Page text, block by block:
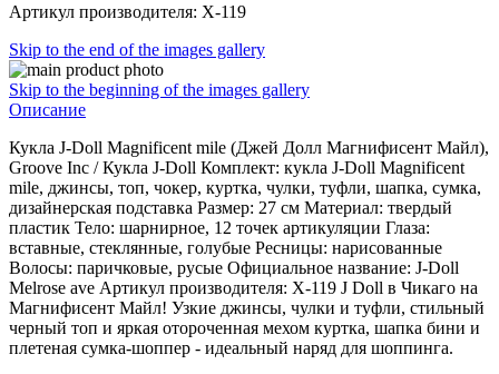
Артикул производителя: X-119
Skip to the end of the images gallery
Skip to the beginning of the images gallery
Описание
Кукла J-Doll Magnificent mile (Джей Долл Магнифисент Майл),
Groove Inc / Кукла J-Doll Комплект: кукла J-Doll Magnificent
mile, джинсы, топ, чокер, куртка, чулки, туфли, шапка, сумка,
дизайнерская подставка Размер: 27 см Материал: твердый
пластик Тело: шарнирное, 12 точек артикуляции Глаза:
вставные, стеклянные, голубые Ресницы: нарисованные
Волосы: паричковые, русые Официальное название: J-Doll
Melrose ave Артикул производителя: X-119 J Doll в Чикаго на
Магнифисент Майл! Узкие джинсы, чулки и туфли, стильный
черный топ и яркая отороченная мехом куртка, шапка бини и
плетеная сумка-шоппер - идеальный наряд для шоппинга.